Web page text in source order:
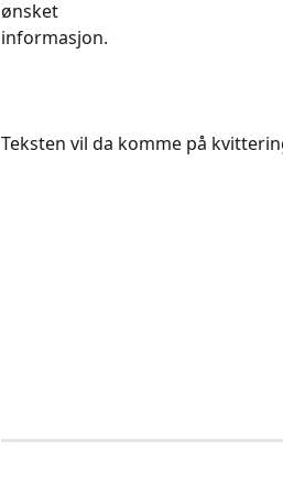
ønsket
informasjon.
Teksten vil da komme på